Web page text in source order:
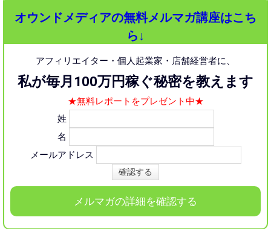
オウンドメディアの無料メルマガ講座はこち
ら↓
アフィリエイター・個人起業家・店舗経営者に、
私が毎月100万円稼ぐ秘密を教えます
★無料レポートをプレゼント中★
姓
名
メールアドレス
メルマガの詳細を確認する